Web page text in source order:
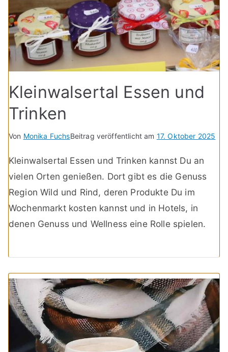
Kleinwalsertal Essen und
Trinken
Von Monika FuchsBeitrag veröffentlicht am 17. Oktober 2025
Kleinwalsertal Essen und Trinken kannst Du an
vielen Orten genießen. Dort gibt es die Genuss
Region Wild und Rind, deren Produkte Du im
Wochenmarkt kosten kannst und in Hotels, in
denen Genuss und Wellness eine Rolle spielen.